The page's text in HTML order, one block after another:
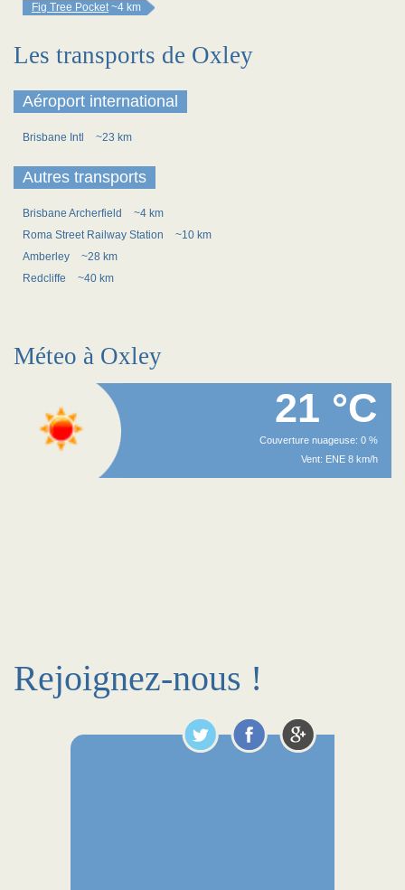
Fig Tree Pocket ~4 km
Les transports de Oxley
Aéroport international
Brisbane Intl ~23 km
Autres transports
Brisbane Archerfield
~4 km
Roma Street Railway Station
~10 km
Amberley
~28 km
Redcliffe
~40 km
Méteo à Oxley
21 °C
Couverture nuageuse: 0 %
Vent: ENE 8 km/h
Rejoignez-nous !